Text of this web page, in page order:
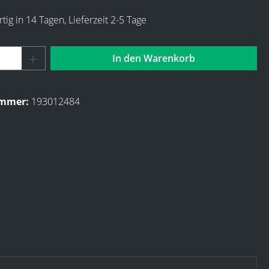
in 14 Tagen, Lieferzeit 2-5 Tage
Anzahl: Gib den gewünschten Wert ein
In den Warenkorb
193012484